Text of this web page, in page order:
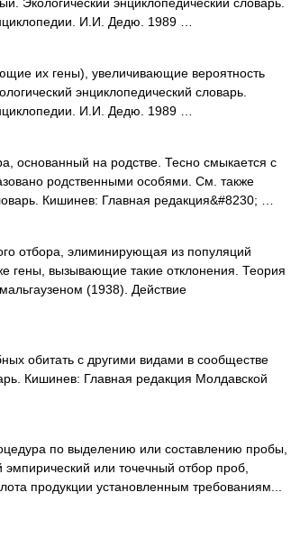
И.И. Дедю. 1989 …
их гены), увеличивающие вероятность
энциклопедический словарь.
И.И. Дедю. 1989 …
основанный на родстве. Тесно смыкается с
родственными особями. См. также
Кишинев: Главная редакция&#8230; …
отбора, элиминирующая из популяций
гены, вызывающие такие отклонения. Теория
(1938). Действие
обитать с другими видами в сообществе
Кишинев: Главная редакция Молдавской
по выделению или составлению пробы,
или точечный отбор проб,
продукции установленным требованиям...